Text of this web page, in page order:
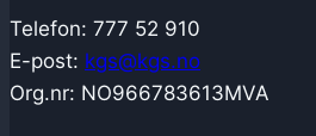
Telefon: 777 52 910
E-post: kgs@kgs.no
Org.nr: NO966783613MVA